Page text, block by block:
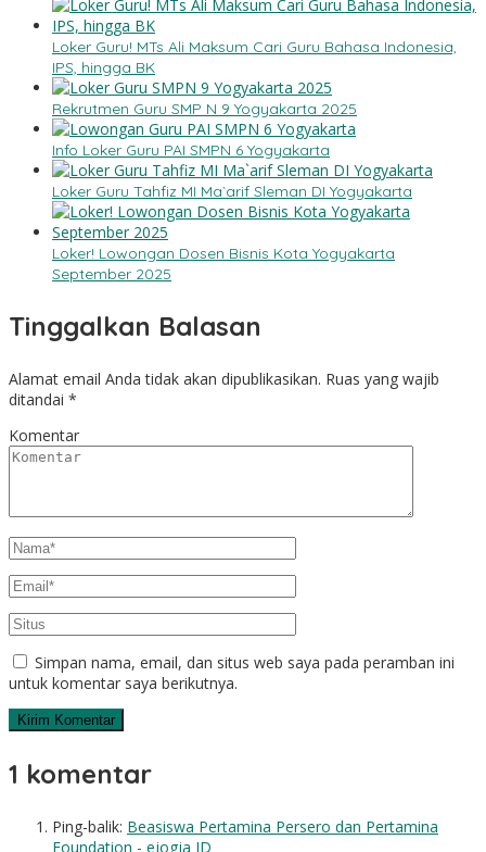
Loker Guru! MTs Ali Maksum Cari Guru Bahasa Indonesia,
IPS, hingga BK
Rekrutmen Guru SMP N 9 Yogyakarta 2025
Info Loker Guru PAI SMPN 6 Yogyakarta
Loker Guru Tahfiz MI Ma`arif Sleman DI Yogyakarta
Loker! Lowongan Dosen Bisnis Kota Yogyakarta
September 2025
Tinggalkan Balasan
Alamat email Anda tidak akan dipublikasikan. Ruas yang wajib
ditandai *
Komentar
Simpan nama, email, dan situs web saya pada peramban ini
untuk komentar saya berikutnya.
1 komentar
Ping-balik: Beasiswa Pertamina Persero dan Pertamina
Foundation - ejogja ID